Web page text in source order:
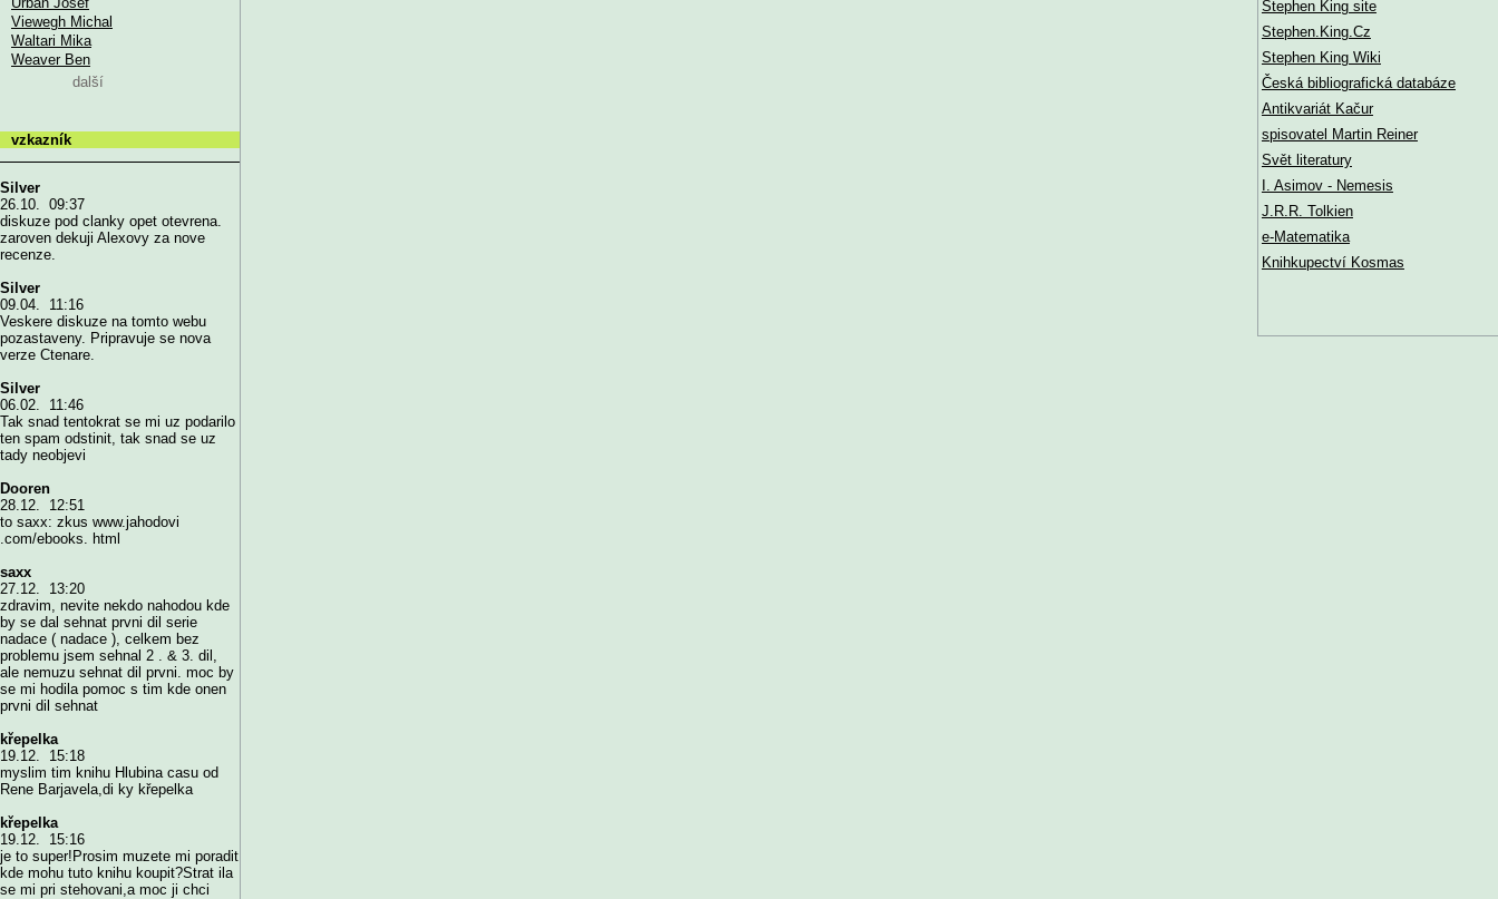
Viewegh Michal
Waltari Mika
Weaver Ben
další
vzkazník
Silver
26.10. 09:37
diskuze pod clanky opet otevrena.
zaroven dekuji Alexovy za nove
recenze.
Silver
09.04. 11:16
Veskere diskuze na tomto webu
pozastaveny. Pripravuje se nova
verze Ctenare.
Silver
06.02. 11:46
Tak snad tentokrat se mi uz podarilo
ten spam odstinit, tak snad se uz
tady neobjevi
Dooren
28.12. 12:51
to saxx: zkus www.jahodovi
.com/ebooks. html
saxx
27.12. 13:20
zdravim, nevite nekdo nahodou kde
by se dal sehnat prvni dil serie
nadace ( nadace ), celkem bez
problemu jsem sehnal 2 . & 3. dil,
ale nemuzu sehnat dil prvni. moc by
se mi hodila pomoc s tim kde onen
prvni dil sehnat
křepelka
19.12. 15:18
myslim tim knihu Hlubina casu od
Rene Barjavela,di ky křepelka
křepelka
19.12. 15:16
je to super!Prosim muzete mi poradit
kde mohu tuto knihu koupit?Strat ila
se mi pri stehovani,a moc ji chci
Stephen King site
Stephen.King.Cz
Stephen King Wiki
Česká bibliografická databáze
Antikvariát Kačur
spisovatel Martin Reiner
Svět literatury
I. Asimov - Nemesis
J.R.R. Tolkien
e-Matematika
Knihkupectví Kosmas